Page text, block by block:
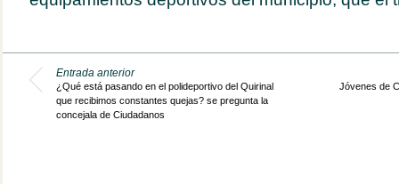
Entrada anterior
¿Qué está pasando en el polideportivo del Quirinal
que recibimos constantes quejas? se pregunta la
concejala de Ciudadanos
Jóvenes de